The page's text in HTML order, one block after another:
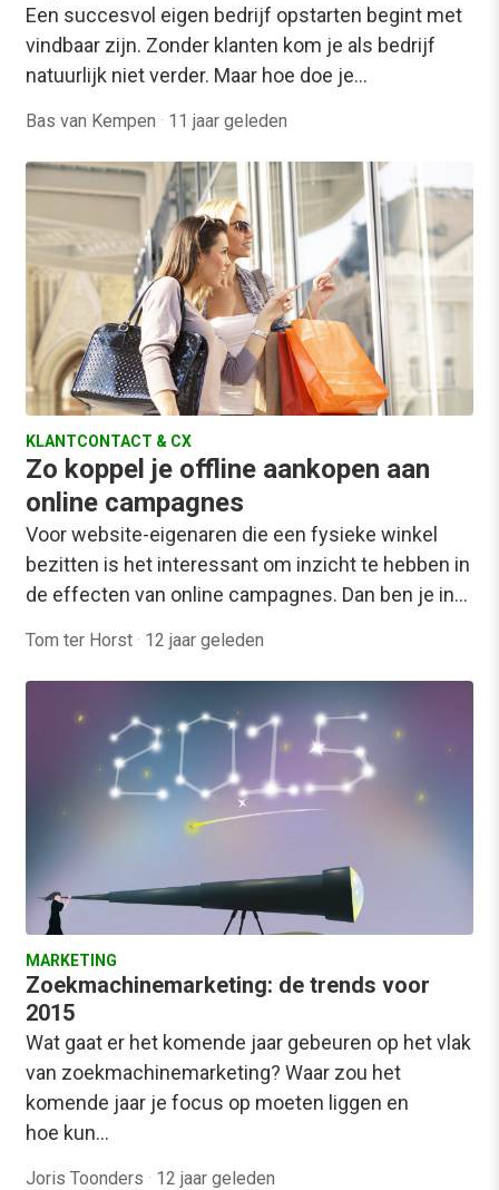
Een succesvol eigen bedrijf opstarten begint met
vindbaar zijn. Zonder klanten kom je als bedrijf
natuurlijk niet verder. Maar hoe doe je…
Bas van Kempen · 11 jaar geleden
KLANTCONTACT & CX
Zo koppel je offline aankopen aan
online campagnes
Voor website-eigenaren die een fysieke winkel
bezitten is het interessant om inzicht te hebben in
de effecten van online campagnes. Dan ben je in…
Tom ter Horst · 12 jaar geleden
MARKETING
Zoekmachinemarketing: de trends voor
2015
Wat gaat er het komende jaar gebeuren op het vlak
van zoekmachinemarketing? Waar zou het
komende jaar je focus op moeten liggen en
hoe kun…
Joris Toonders · 12 jaar geleden